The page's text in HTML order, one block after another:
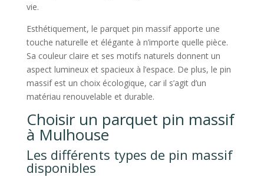
vie.
Esthétiquement, le parquet pin massif apporte une
touche naturelle et élégante à n’importe quelle pièce.
Sa couleur claire et ses motifs naturels donnent un
aspect lumineux et spacieux à l’espace. De plus, le pin
massif est un choix écologique, car il s’agit d’un
matériau renouvelable et durable.
Choisir un parquet pin massif
à Mulhouse
Les différents types de pin massif
disponibles